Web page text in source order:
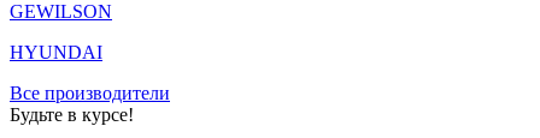
GEWILSON
HYUNDAI
Все производители
Будьте в курсе!